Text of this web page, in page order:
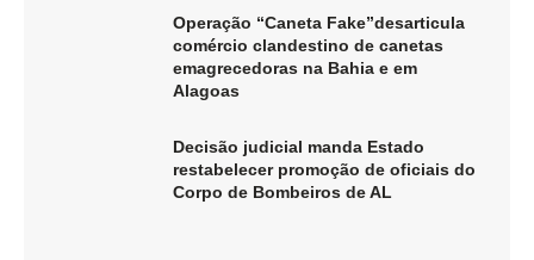
Operação “Caneta Fake”desarticula
comércio clandestino de canetas
emagrecedoras na Bahia e em
Alagoas
Decisão judicial manda Estado
restabelecer promoção de oficiais do
Corpo de Bombeiros de AL